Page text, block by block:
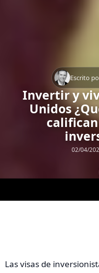
Escrito
Invertir y
Unidos
02/04/
Las visas de